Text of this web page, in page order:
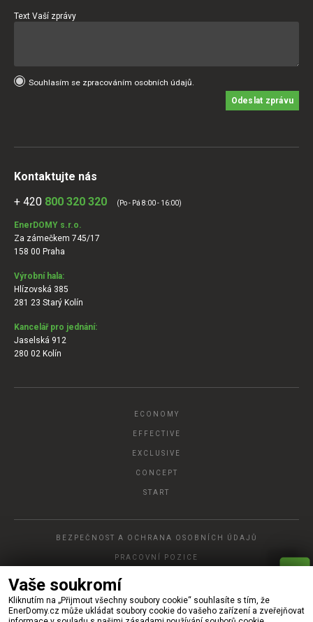
Vaše soukromí
Kliknutím na „Přijmout všechny soubory cookie“ souhlasíte s tím, že
EnerDomy.cz může ukládat soubory cookie do vašeho zařízení a zveřejňovat
R
Y
C
H
L
Á
PO
P
T
Á
V
K
A
Text Vaší zprávy
Souhlasím se zpracováním osobních údajů.
Odeslat zprávu
Kontaktujte nás
+ 420 800 320 320 (Po - Pá 8:00 - 16:00)
EnerDOMY s.r.o.
Za zámečkem 745/17
158 00 Praha
Výrobní hala:
Hlízovská 385
281 23 Starý Kolín
Kancelář pro jednání:
Jaselská 912
280 02 Kolín
ECONOMY
EFFECTIVE
EXCLUSIVE
CONCEPT
START
BEZPEČNOST A OCHRANA OSOBNÍCH ÚDAJŮ
PRACOVNÍ POZICE
© 2022, Ener DOMY, s.r.o.